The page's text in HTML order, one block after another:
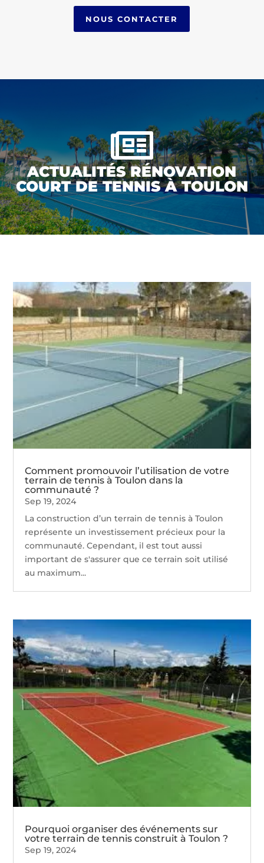
NOUS CONTACTER

ACTUALITÉS RÉNOVATION
COURT DE TENNIS À TOULON
Comment promouvoir l’utilisation de votre
terrain de tennis à Toulon dans la
communauté ?
Sep 19, 2024
La construction d’un terrain de tennis à Toulon
représente un investissement précieux pour la
communauté. Cependant, il est tout aussi
important de s'assurer que ce terrain soit utilisé
au maximum...
Pourquoi organiser des événements sur
votre terrain de tennis construit à Toulon ?
Sep 19, 2024